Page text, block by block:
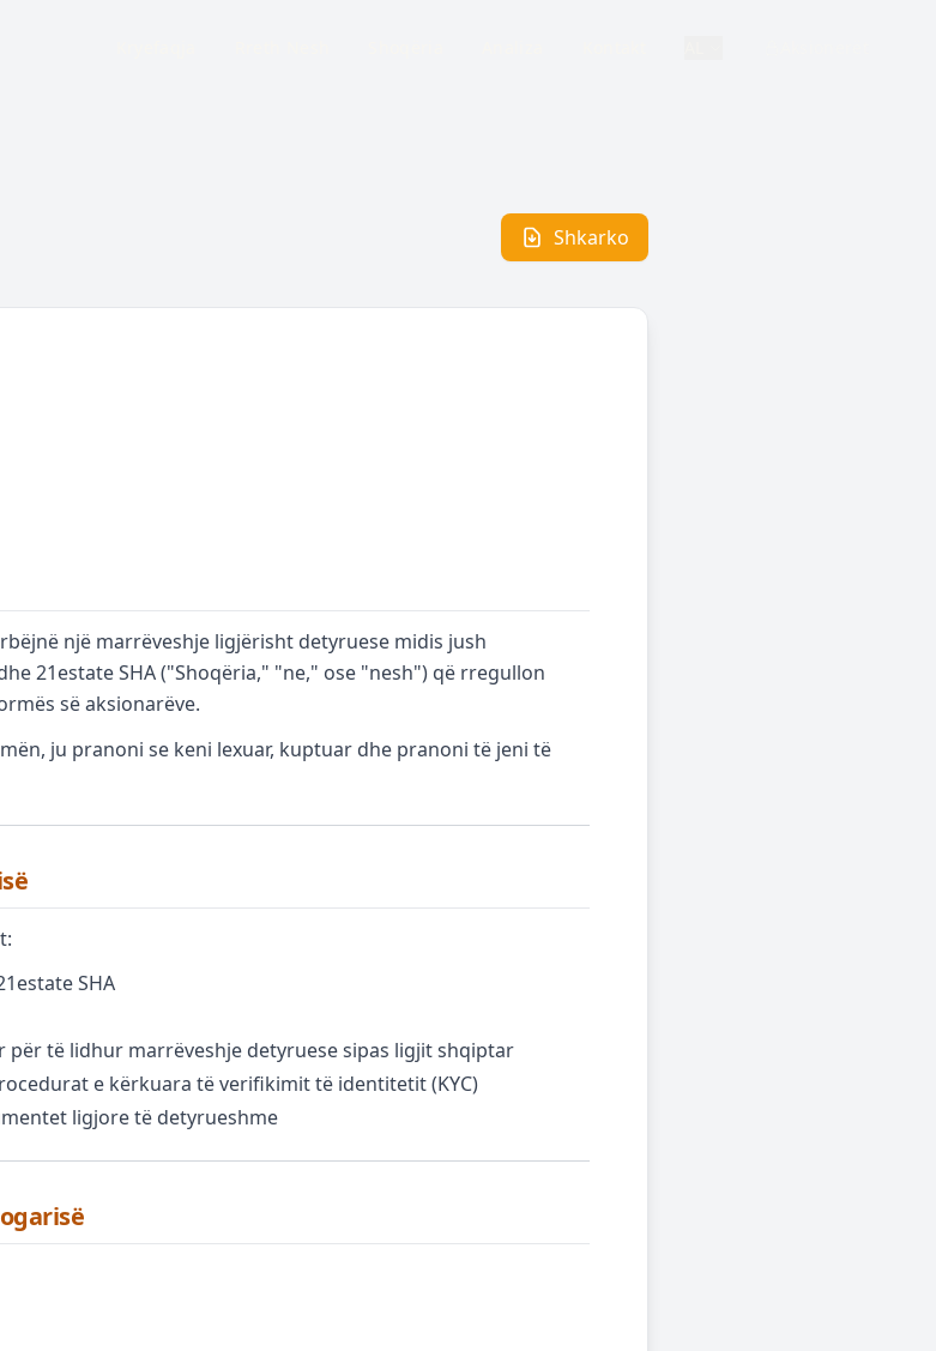
Shkarko
një marrëveshje ligjërisht detyruese midis jush
21estate SHA ("Shoqëria," "ne," ose "nesh") që rregullon
së aksionarëve.
ju pranoni se keni lexuar, kuptuar dhe pranoni të jeni të
SHA
për të lidhur marrëveshje detyruese sipas ligjit shqiptar
e kërkuara të verifikimit të identitetit (KYC)
ligjore të detyrueshme